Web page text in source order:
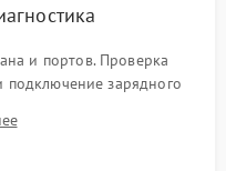
и портов. Проверка
подключение зарядного
тока с помощью
локализации проблемы.